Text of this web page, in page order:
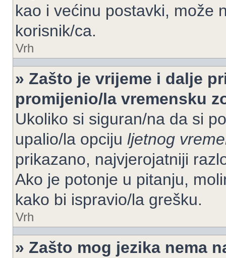
kao i većinu postavki, može
korisnik/ca.
Vrh
» Zašto je vrijeme i dalje
promijenio/la vremensku
Ukoliko si siguran/na da si
upalio/la opciju ljetnog
prikazano, najvjerojatniji
Ako je potonje u pitanju,
kako bi ispravio/la grešku.
Vrh
» Zašto mog jezika nema